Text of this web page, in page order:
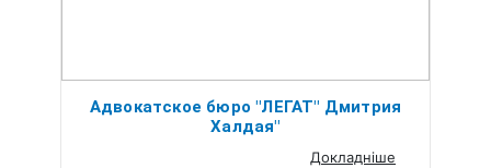
Адвокатское бюро "ЛЕГАТ" Дмитрия
Халдая"
Докладніше